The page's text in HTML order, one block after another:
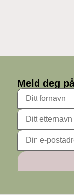
Meld deg